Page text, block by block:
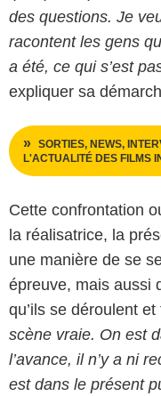
des questions. Je
racontent les gens
a été, ce qui s’est
expliquer sa
SORTIES, NEWS,
L'ACTUALITÉ DES FILMS
Cette confrontation
la réalisatrice, la
une manière de se
épreuve, mais aussi
qu’ils se déroulent et
scène vraie. On est
l’avance, il n’y a ni
est dans le présent